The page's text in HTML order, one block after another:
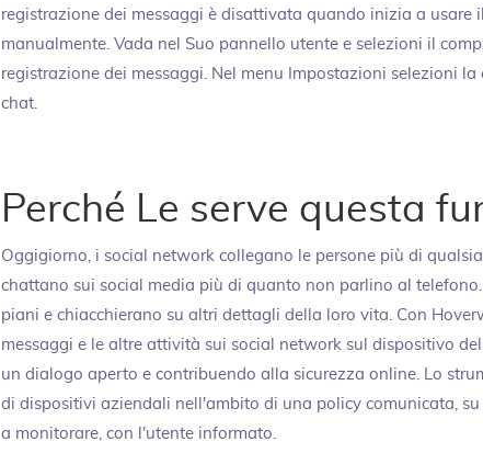
registrazione dei messaggi è disattivata quando inizia a usare
manualmente. Vada nel Suo pannello utente e selezioni il
registrazione dei messaggi. Nel menu Impostazioni selezioni
chat.
Perché Le serve questa
Oggigiorno, i social network collegano le persone più di
chattano sui social media più di quanto non parlino al
piani e chiacchierano su altri dettagli della loro vita. Con
messaggi e le altre attività sui social network sul dispositivo
un dialogo aperto e contribuendo alla sicurezza online. Lo
di dispositivi aziendali nell'ambito di una policy comunicata,
a monitorare, con l'utente informato.